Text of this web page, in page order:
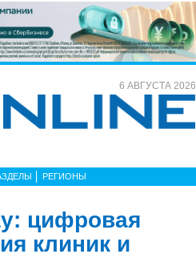
6 АВГУСТА 2026
РЕГИОНЫ
цифровая
клиник и